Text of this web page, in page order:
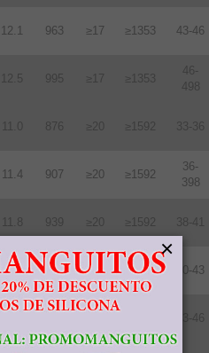
12.1 963 ≥17 ≥1353 43-46
12.5 995 ≥17 ≥1353
46-
498
11.0 876 ≥20 ≥1592 33-36
11.4 907 ≥20 ≥1592
36-
398
11.8 939 ≥20 ≥1592 38-41
12.4 987 ≥20 ≥1592 40-43
43-46
×